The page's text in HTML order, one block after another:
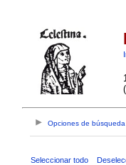
(
Opciones de
Seleccionar todo